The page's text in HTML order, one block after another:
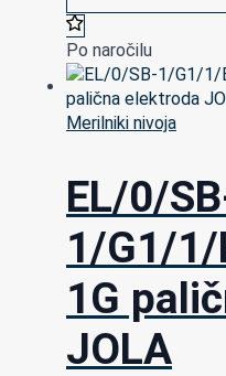
Po naročilu
Merilniki nivoja
EL/0/
1/G1/1/
1G
JOLA